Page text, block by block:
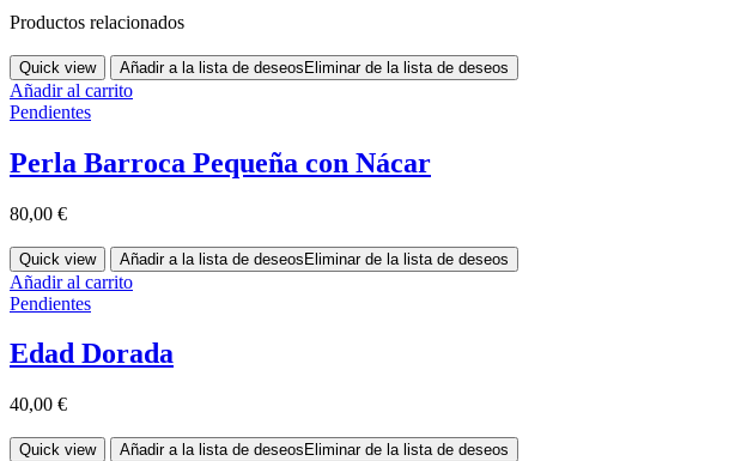
Productos relacionados
Quick view Añadir a la lista de deseosEliminar de la lista de deseos
Añadir al carrito
Pendientes
Perla Barroca Pequeña con Nácar
80,00 €
Quick view Añadir a la lista de deseosEliminar de la lista de deseos
Añadir al carrito
Pendientes
Edad Dorada
40,00 €
Quick view Añadir a la lista de deseos Eliminar de la lista de deseos